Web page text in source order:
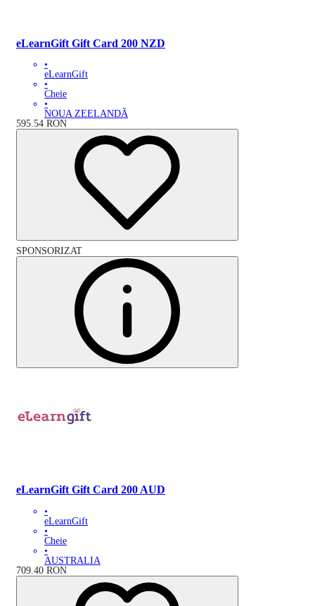
eLearnGift Gift Card 200 NZD
•
eLearnGift
•
Cheie
•
NOUA ZEELANDĂ
595.54 RON
SPONSORIZAT
eLearnGift Gift Card 200 AUD
•
eLearnGift
•
Cheie
•
AUSTRALIA
709.40 RON